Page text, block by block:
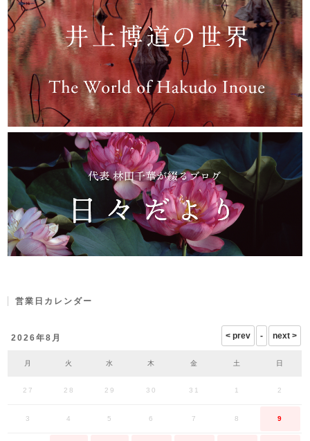
かやメンズカーディガン
19,800円 (税込)
営業日カレンダー
2026年8月
月 火 水 木 金 土 日
27 28 29 30 31 1 2
3 4 5 6 7 8 9